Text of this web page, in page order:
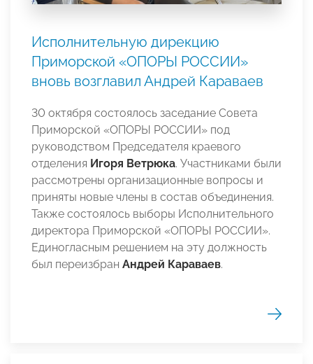
Исполнительную дирекцию
Приморской «ОПОРЫ РОССИИ»
вновь возглавил Андрей Караваев
30 октября состоялось заседание Совета
Приморской «ОПОРЫ РОССИИ» под
руководством Председателя краевого
отделения Игоря Ветрюка. Участниками были
рассмотрены организационные вопросы и
приняты новые члены в состав объединения.
Также состоялось выборы Исполнительного
директора Приморской «ОПОРЫ РОССИИ».
Единогласным решением на эту должность
был переизбран Андрей Караваев.